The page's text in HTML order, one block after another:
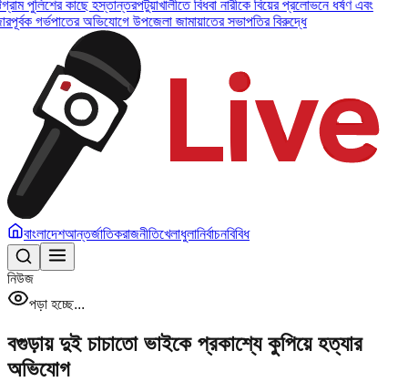
পুলিশের কাছে হস্তান্তরপটুয়াখালীতে বিধবা নারীকে বিয়ের প্রলোভনে ধর্ষণ এবং
গর্ভপাতের অভিযোগে উপজেলা জামায়াতের সভাপতির বিরুদ্ধে
বাংলাদেশআন্তর্জাতিকরাজনীতিখেলাধুলানির্বাচনবিবিধ
নিউজ
পড়া হচ্ছে...
বগুড়ায় দুই চাচাতো ভাইকে প্রকাশ্যে কুপিয়ে হত্যার
অভিযোগ